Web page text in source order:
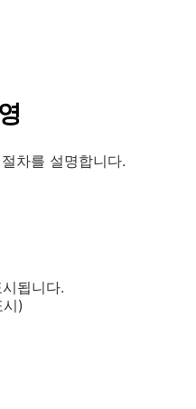
차를 설명합니다.
됩니다.
)